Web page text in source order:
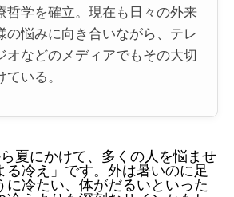
哲学を確立。現在も日々の外来
の悩みに向き合いながら、テレ
オなどのメディアでもその大切
いる。
夏にかけて、多くの人を悩ませ
る冷え」です。外は暑いのに足
に冷たい、体がだるいといった